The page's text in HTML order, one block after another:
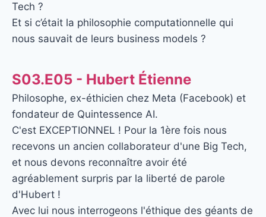
Tech ?
Et si c’était la philosophie computationnelle qui
nous sauvait de leurs business models ?
S03.E05 - Hubert Étienne
Philosophe, ex-éthicien chez Meta (Facebook) et
fondateur de Quintessence AI.
C'est EXCEPTIONNEL ! Pour la 1ère fois nous
recevons un ancien collaborateur d'une Big Tech,
et nous devons reconnaître avoir été
agréablement surpris par la liberté de parole
d'Hubert !
Avec lui nous interrogeons l'éthique des géants de